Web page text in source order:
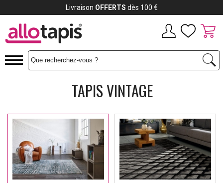
TAPIS VINTAGE
Livraison OFFERTS dès 100 €